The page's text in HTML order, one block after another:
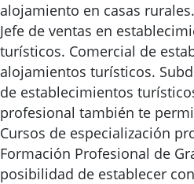
alojamiento en casas
Jefe de ventas en
turísticos. Comercial de
alojamientos turísticos.
de establecimientos
profesional también te
Cursos de especialización
Formación Profesional de
posibilidad de establecer